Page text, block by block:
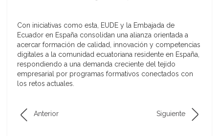
Con iniciativas como esta, EUDE y la Embajada de
Ecuador en España consolidan una alianza orientada a
acercar formación de calidad, innovación y competencias
digitales a la comunidad ecuatoriana residente en España,
respondiendo a una demanda creciente del tejido
empresarial por programas formativos conectados con
los retos actuales.
Anterior Siguiente